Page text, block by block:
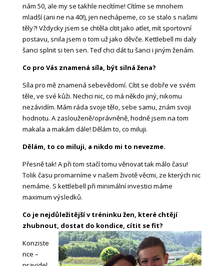
nám 50, ale my se takhle necítíme! Cítíme se mnohem
mladší (ani ne na 40!), jen nechápeme, co se stalo s našimi
těly?! Vždycky jsem se chtěla cítit jako atlet, mít sportovní
postavu, snila jsem o tom už jako děvče. Kettlebell mi daly
šanci splnit si ten sen. Teď chci dát tu šanci i jiným ženám.
Co pro Vás znamená síla, být silná žena?
Síla pro mě znamená sebevědomí. Cítit se dobře ve svém
těle, ve své kůži. Nechci nic, co má někdo jiný, nikomu
nezávidím. Mám ráda svoje tělo, sebe samu, znám svoji
hodnotu. A zaslouženě/oprávněně, hodně jsem na tom
makala a makám dále! Dělám to, co miluji.
Dělám, to co miluji, a nikdo mi to nevezme.
Přesně tak! A při tom stačí tomu věnovat tak málo času!
Tolik času promarníme v našem životě věcmi, ze kterých nic
nemáme. S kettlebell při minimální investici máme
maximum výsledků.
Co je nejdůležitější v tréninku žen, které chtějí
zhubnout, dostat do kondice, cítit se fit?
Konziste
nce –